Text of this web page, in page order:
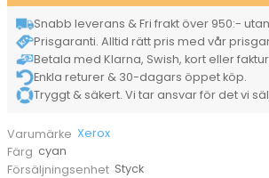
Snabb leverans & Fri frakt över 950:-
Prisgaranti. Alltid rätt pris med vår
Betala med Klarna, Swish, kort eller
Enkla returer & 30-dagars öppet köp.
Tryggt & säkert. Vi tar ansvar för det vi
Varumärke Xerox
Färg cyan
Försäljningsenhet Styck